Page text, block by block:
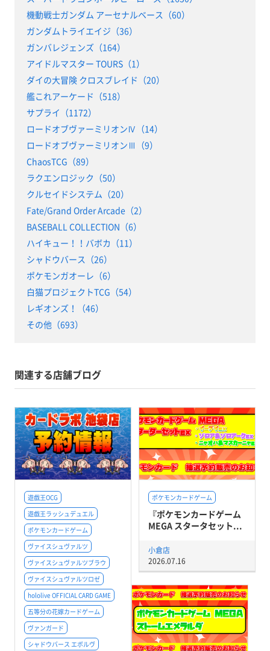
機動戦士ガンダム アーセナルベース（60）
ガンダムトライエイジ（36）
ガンバレジェンズ（164）
アイドルマスター TOURS（1）
ダイの大冒険 クロスブレイド（20）
艦これアーケード（518）
サプライ（1172）
ロードオブヴァーミリオンⅣ（14）
ロードオブヴァーミリオンⅢ（9）
ChaosTCG（89）
ラクエンロジック（50）
クルセイドシステム（20）
Fate/Grand Order Arcade（2）
BASEBALL COLLECTION（6）
ハイキュー！！バボカ（11）
シャドウバース（26）
ポケモンガオーレ（6）
白猫プロジェクトTCG（54）
レギオンズ！（46）
その他（693）
関連する店舗ブログ
遊戯王OCG
遊戯王ラッシュデュエル
ポケモンカードゲーム
ヴァイスシュヴァルツ
ヴァイスシュヴァルツブラウ
ヴァイスシュヴァルツロゼ
hololive OFFICIAL CARD GAME
五等分の花嫁カードゲーム
ヴァンガード
シャドウバース エボルヴ
ポケモンカードゲーム
『ポケモンカードゲーム
MEGA スタータセット...
小倉店
2026.07.16